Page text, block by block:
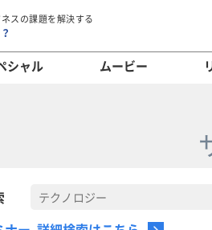
スの課題を解決する
シャル ムービー